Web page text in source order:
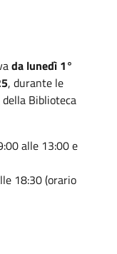
da lunedì 1°
, durante le
Biblioteca
alle 13:00 e
18:30 (orario